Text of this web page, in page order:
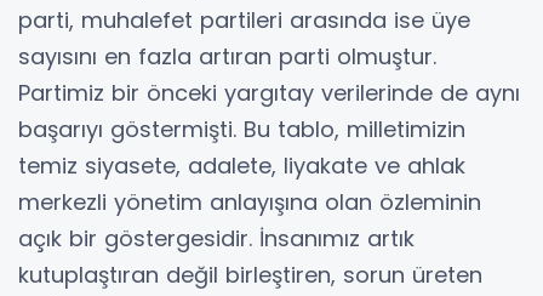
parti, muhalefet partileri arasında ise üye
sayısını en fazla artıran parti olmuştur.
Partimiz bir önceki yargıtay verilerinde de aynı
başarıyı göstermişti. Bu tablo, milletimizin
temiz siyasete, adalete, liyakate ve ahlak
merkezli yönetim anlayışına olan özleminin
açık bir göstergesidir. İnsanımız artık
kutuplaştıran değil birleştiren, sorun üreten